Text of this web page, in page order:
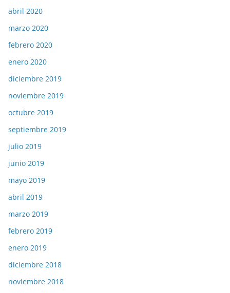
abril 2020
marzo 2020
febrero 2020
enero 2020
diciembre 2019
noviembre 2019
octubre 2019
septiembre 2019
julio 2019
junio 2019
mayo 2019
abril 2019
marzo 2019
febrero 2019
enero 2019
diciembre 2018
noviembre 2018